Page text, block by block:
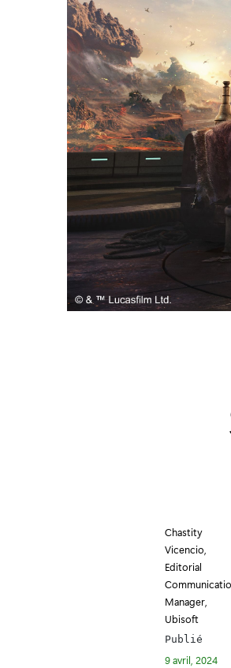
Chastity
Vicencio,
Editorial
Manager,
Ubisoft
Publié
9 avril, 2024